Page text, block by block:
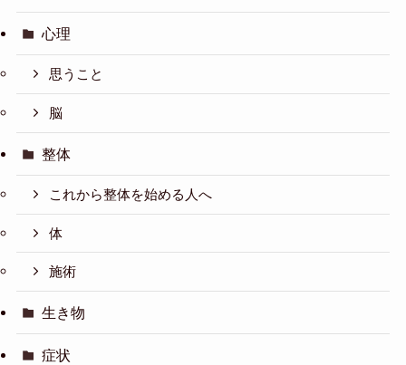
心理
思うこと
脳
整体
これから整体を始める人へ
体
施術
生き物
症状